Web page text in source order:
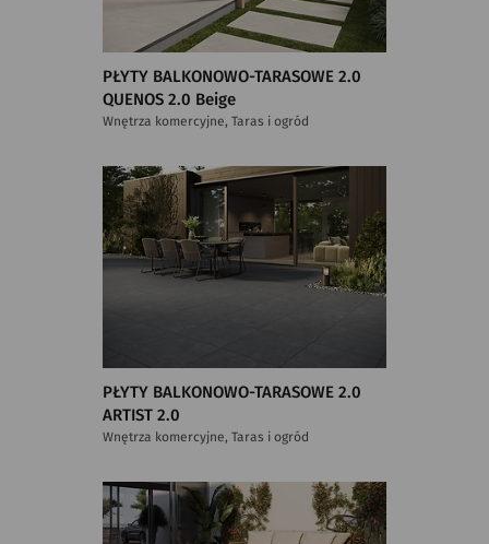
PŁYTY BALKONOWO-TARASOWE 2.0
QUENOS 2.0 Beige
Wnętrza komercyjne, Taras i ogród
PŁYTY BALKONOWO-TARASOWE 2.0
ARTIST 2.0
Wnętrza komercyjne, Taras i ogród